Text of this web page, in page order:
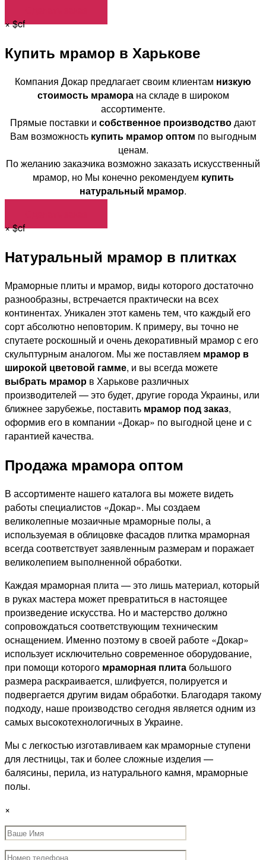
×$cf
Купить мрамор в Харькове
Компания Докар предлагает своим клиентам низкую
стоимость мраморана складе в широком
ассортименте.
Прямые поставки и собственное производстводают
Вам возможность купить мрамор оптом по выгодным
ценам.
По желанию заказчика возможно заказать искусственный
мрамор, но Мы конечно рекомендуем купить
натуральный мрамор.
×$cf
Натуральный мрамор в плитках
Мраморные плиты и мрамор, виды которого достаточно
разнообразны, встречается практически на всех
континентах. Уникален этот камень тем, что каждый его
сорт абсолютно неповторим. К примеру, вы точно не
спутаете роскошный и очень декоративный мрамор с его
скульптурным аналогом. Мы же поставляем мрамор в
широкой цветовой гамме, и вы всегда можете
выбрать мрамор в Харькове различных
производителей — это будет, другие города Украины, или
ближнее зарубежье, поставить мрамор под заказ,
оформив его в компании «Докар» по выгодной цене и с
гарантией качества.
Продажа мрамора оптом
В ассортименте нашего каталога вы можете видеть
работы специалистов «Докар». Мы создаем
великолепные мозаичные мраморные полы, а
используемая в облицовке фасадов плитка мраморная
всегда соответствует заявленным размерам и поражает
великолепием выполненной обработки.
Каждая мраморная плита — это лишь материал, который
в руках мастера может превратиться в настоящее
произведение искусства. Но и мастерство должно
сопровождаться соответствующим техническим
оснащением. Именно поэтому в своей работе «Докар»
использует исключительно современное оборудование,
при помощи которого мраморная плита большого
размера раскраивается, шлифуется, полируется и
подвергается другим видам обработки. Благодаря такому
подходу, наше производство сегодня является одним из
самых высокотехнологичных в Украине.
Мы с легкостью изготавливаем как мраморные ступени
для лестницы, так и более сложные изделия —
балясины, перила, из натурального камня, мраморные
полы.
×